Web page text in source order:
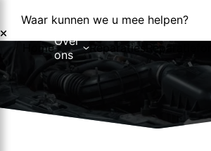
Waar kunnen we u mee helpen?
HomeOver
ons
Over ons
Nieuws
Reparaties